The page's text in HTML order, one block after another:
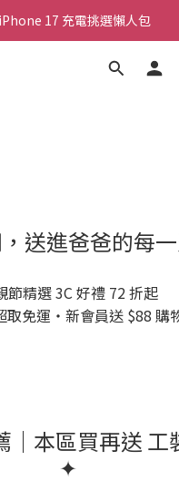
💰新會員送 $88 購物金
送進爸爸的每
節精選 3C 好禮 72 折起
取免運・新會員送 $88 購
｜本區買再送 工
✦